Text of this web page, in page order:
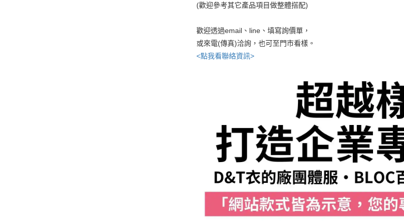
(歡迎參考其它產品項目做整體搭配)
歡迎透過email、line、填寫詢價單，
或來電(傳真)洽詢，也可至門市看樣。
<點我看聯絡資訊>